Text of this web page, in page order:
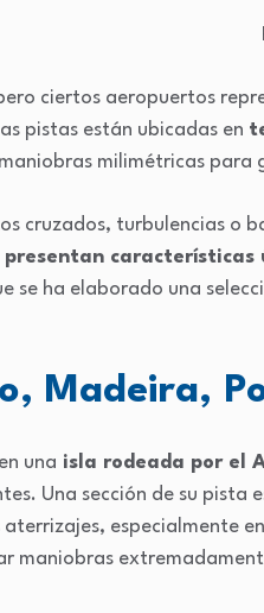
ciertos aeropuertos
pistas están ubicadas en
milimétricas para
cruzados, turbulencias o
características
se ha elaborado una
Madeira,
una isla rodeada por el
Una sección de su pista
especialmente
maniobras